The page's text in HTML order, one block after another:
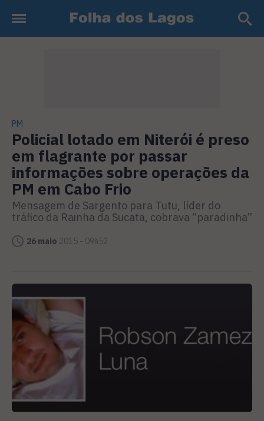
PM
Policial lotado em Niterói é preso
em flagrante por passar
informações sobre operações da
PM em Cabo Frio
Mensagem de Sargento para Tutu, líder do
tráfico da Rainha da Sucata, cobrava “paradinha”
26 maio 2015 - 09h52